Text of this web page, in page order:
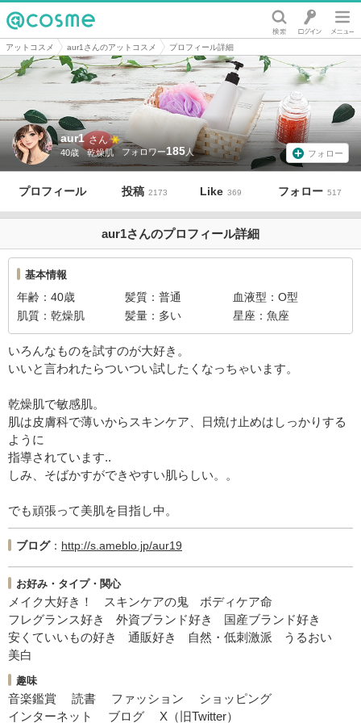
@cosme
アットコスメ aur1さんのアットコスメ プロフィール詳細
aur1 さん
40歳 乾燥肌 185 フォロー
プロフィール 投稿 2173 Like 369 フォロー 517
aur1さんのプロフィール詳細
基本情報
年齢 40歳 髪質 普通 血液型
O型
肌質
乾燥肌 髪量 多い 星座 魚座
いろんなものを試すのが大好き。
いいと言われたらついつい試したくなっちゃいます。
乾燥肌で敏感肌。
肌は皮膚科で薄いからスキンケア、日焼け止めはしっかりする
ように
指導されています..
しみ、そばかすができやすい肌らしい。。
でも頑張って美肌を目指し中。
ブログ http://s.ameblo.jp/aur19
お好み・タイプ・関心
メイク大好き！ スキンケアの鬼
ボディケア命
フレグランス好き
外資ブランド好き
国産ブランド好き
安くていいもの好き
通販好き 自然・低刺激派
うるおい
美白
趣味
音楽鑑賞 読書 ファッション
ショッピング
インターネット
ブログ X（旧Twitter）